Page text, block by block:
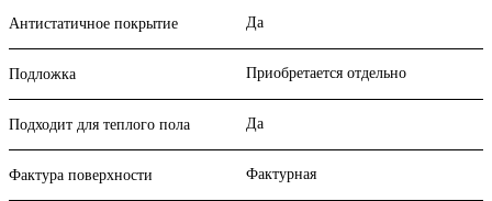
Антистатичное покрытие Да
Подложка Приобретается отдельно
Подходит для теплого пола Да
Фактура поверхности Фактурная